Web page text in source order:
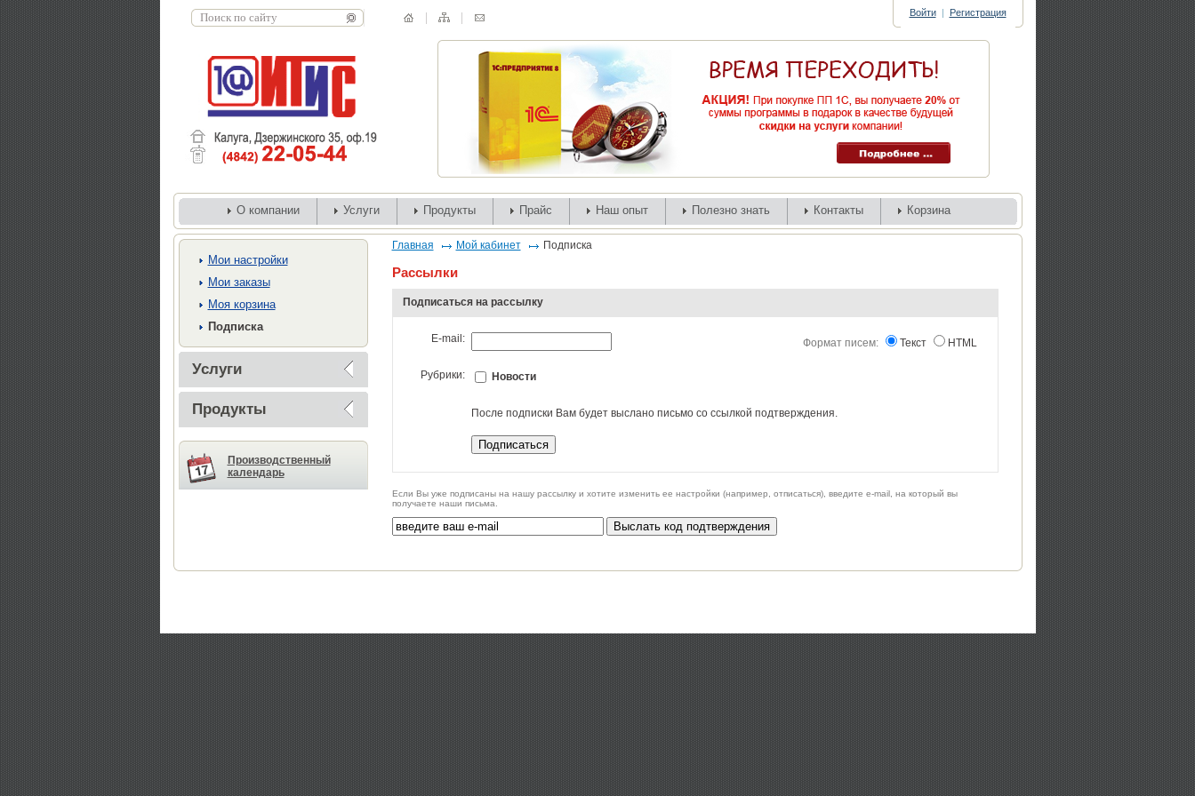
Войти | Регистрация
О компании Услуги Продукты Прайс Наш опыт Полезно знать Контакты Корзина
Мои настройки
Мои заказы
Моя корзина
Подписка
Услуги
Продукты
Производственный
календарь
Главная Мой кабинет Подписка
Рассылки
Подписаться на рассылку
E-mail: Формат писем: Текст HTML
Рубрики: Новости
После подписки Вам будет выслано письмо со ссылкой подтверждения.
Если Вы уже подписаны на нашу рассылку и хотите изменить ее настройки (например, отписаться), введите e-mail, на который вы
получаете наши письма.